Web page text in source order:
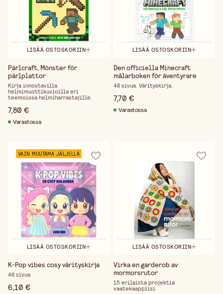
LISÄÄ OSTOSKORIIN
Pärlcraft, Mönster för
pärlplattor
Kirja innostavilla
helmimuottikuvioilla eri
teemoissa helmi­harrastajille.
7,80 €
Varastossa
LISÄÄ OSTOSKORIIN
Den officiella Minecraft
målarboken för äventyrare
48 sivua. Värityskirja.
7,70 €
Varastossa
VAIN MUUTAMA JÄLJELLÄ
LISÄÄ OSTOSKORIIN
K-Pop vibes cosy värityskirja
48 sivua
6,10 €
LISÄÄ OSTOSKORIIN
Virka en garderob av
mormorsrutor
15 erilaista projektia
vaatekaappiisi